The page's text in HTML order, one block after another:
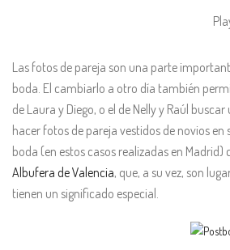
Las fotos de pareja son una parte
boda. El cambiarlo a otro día también
de Laura y Diego, o el de Nelly y Raúl
hacer fotos de pareja vestidos de novios en
boda (en estos casos realizadas en Madrid)
Albufera de Valencia, que, a su vez, son
tienen un significado especial.